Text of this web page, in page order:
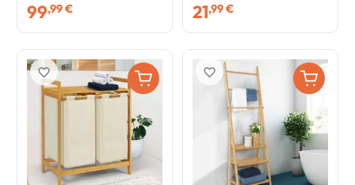
99,99 € 21,99 €
favorite_border favorite_border